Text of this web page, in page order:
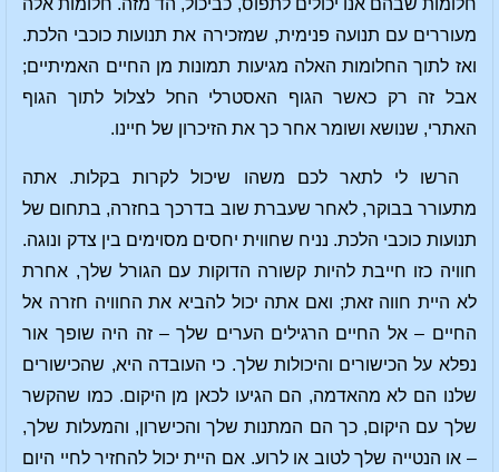
חלומות שבהם אנו יכולים לתפוס, כביכול, הד מזה. חלומות אלה
מעוררים עם תנועה פנימית, שמזכירה את תנועות כוכבי הלכת.
ואז לתוך החלומות האלה מגיעות תמונות מן החיים האמיתיים;
אבל זה רק כאשר הגוף האסטרלי החל לצלול לתוך הגוף
האתרי, שנושא ושומר אחר כך את הזיכרון של חיינו.
הרשו לי לתאר לכם משהו שיכול לקרות בקלות. אתה
מתעורר בבוקר, לאחר שעברת שוב בדרכך בחזרה, בתחום של
תנועות כוכבי הלכת. נניח שחווית יחסים מסוימים בין צדק ונוגה.
חוויה כזו חייבת להיות קשורה הדוקות עם הגורל שלך, אחרת
לא היית חווה זאת; ואם אתה יכול להביא את החוויה חזרה אל
החיים – אל החיים הרגילים הערים שלך – זה היה שופך אור
נפלא על הכישורים והיכולות שלך. כי העובדה היא, שהכישורים
שלנו הם לא מהאדמה, הם הגיעו לכאן מן היקום. כמו שהקשר
שלך עם היקום, כך הם המתנות שלך והכישרון, והמעלות שלך,
– או הנטייה שלך לטוב או לרוע. אם היית יכול להחזיר לחיי היום